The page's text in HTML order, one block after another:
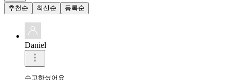
추천순
최신순 등록순
Daniel
수고하셨어요